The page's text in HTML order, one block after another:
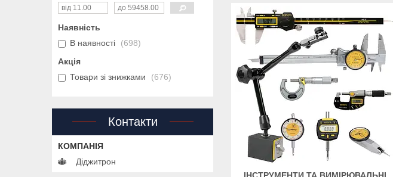
Наявність
В наявності
698
Акція
Товари зі знижками
676
Контакти
Діджитрон